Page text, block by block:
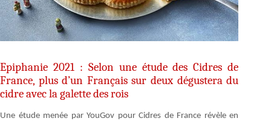
Epiphanie 2021 : Selon une étude des Cidres de
France, plus d’un Français sur deux dégustera du
cidre avec la galette des rois
Une étude menée par YouGov pour Cidres de France révèle en